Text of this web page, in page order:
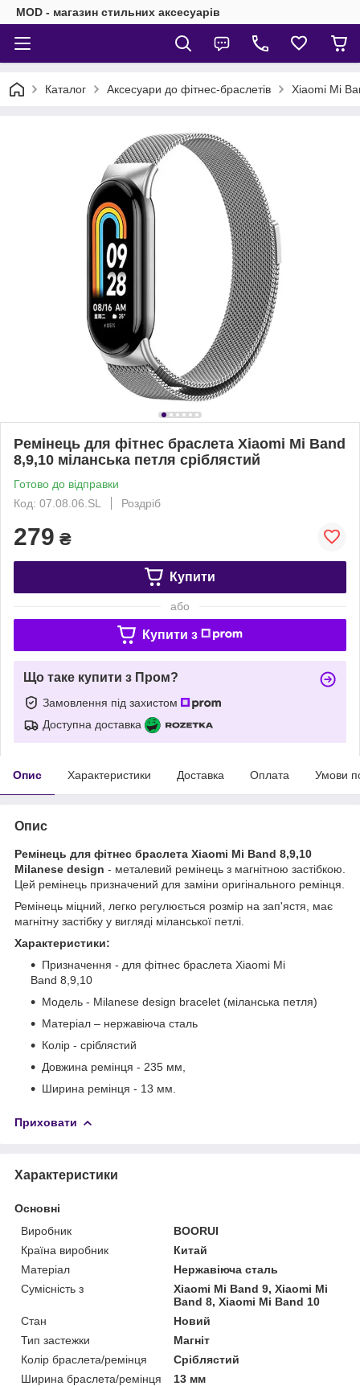
MOD - магазин стильних аксесуарів
Каталог Аксесуари до фітнес-браслетів Xiaomi Mi
Ремінець для фітнес браслета Xiaomi Mi Band
8,9,10 міланська петля сріблястий
Готово до відправки
Код: 07.08.06.SL
Роздріб
279 ₴
Купити
або
Купити з
Що таке купити з Пром?
Замовлення під захистом
Доступна доставка
Опис Характеристики Доставка Оплата Умови
Опис
Ремінець для фітнес браслета Xiaomi Mi Band 8,9,10
Milanese design - металевий ремінець з магнітною застібкою.
Цей ремінець призначений для заміни оригінального ремінця.
Ремінець міцний, легко регулюється розмір на зап'ястя, має
магнітну застібку у вигляді міланської петлі.
Характеристики:
Призначення - для фітнес браслета Xiaomi Mi
Band 8,9,10
Модель - Milanese design bracelet (міланська петля)
Матеріал – нержавіюча сталь
Колір - сріблястий
Довжина ремінця - 235 мм,
Ширина ремінця - 13 мм.
Приховати
Характеристики
Основні
Виробник
BOORUI
Країна виробник
Китай
Матеріал
Нержавіюча сталь
Сумісність з
Xiaomi Mi Band 9, Xiaomi Mi
Band 8, Xiaomi Mi Band 10
Стан
Новий
Тип застежки
Магніт
Колір браслета/ремінця
Сріблястий
Ширина браслета/ремінця
13 мм